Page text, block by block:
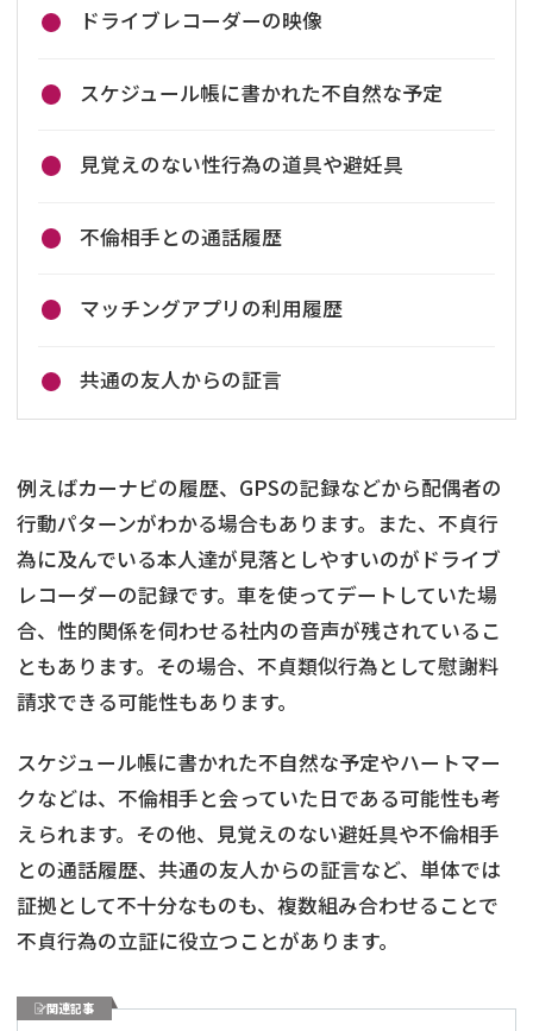
ドライブレコーダーの映像
スケジュール帳に書かれた不自然な予定
見覚えのない性行為の道具や避妊具
不倫相手との通話履歴
マッチングアプリの利用履歴
共通の友人からの証言
例えばカーナビの履歴、GPSの記録などから配偶者の
行動パターンがわかる場合もあります。また、不貞行
為に及んでいる本人達が見落としやすいのがドライブ
レコーダーの記録です。車を使ってデートしていた場
合、性的関係を伺わせる社内の音声が残されているこ
ともあります。その場合、不貞類似行為として慰謝料
請求できる可能性もあります。
スケジュール帳に書かれた不自然な予定やハートマー
クなどは、不倫相手と会っていた日である可能性も考
えられます。その他、見覚えのない避妊具や不倫相手
との通話履歴、共通の友人からの証言など、単体では
証拠として不十分なものも、複数組み合わせることで
不貞行為の立証に役立つことがあります。
関連記事